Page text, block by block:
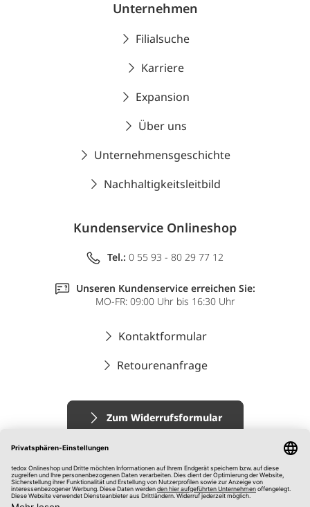
Unternehmen
Filialsuche
Karriere
Expansion
Über uns
Unternehmensgeschichte
Nachhaltigkeitsleitbild
Kundenservice Onlineshop
Tel.: 0 55 93 - 80 29 77 12
Unseren Kundenservice erreichen Sie:
MO-FR: 09:00 Uhr bis 16:30 Uhr
Kontaktformular
Retourenanfrage
Zum Widerrufsformular
Impressum
AGB